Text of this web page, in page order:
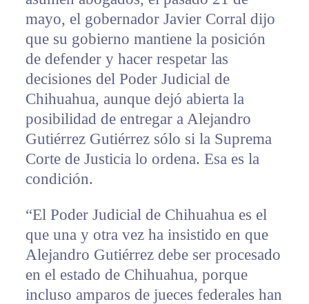
mayo, el gobernador Javier Corral dijo
que su gobierno mantiene la posición
de defender y hacer respetar las
decisiones del Poder Judicial de
Chihuahua, aunque dejó abierta la
posibilidad de entregar a Alejandro
Gutiérrez Gutiérrez sólo si la Suprema
Corte de Justicia lo ordena. Esa es la
condición.
“El Poder Judicial de Chihuahua es el
que una y otra vez ha insistido en que
Alejandro Gutiérrez debe ser procesado
en el estado de Chihuahua, porque
incluso amparos de jueces federales han